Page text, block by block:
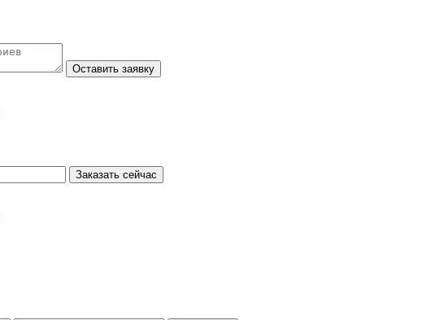
Оставить заявку
Заказать сейчас